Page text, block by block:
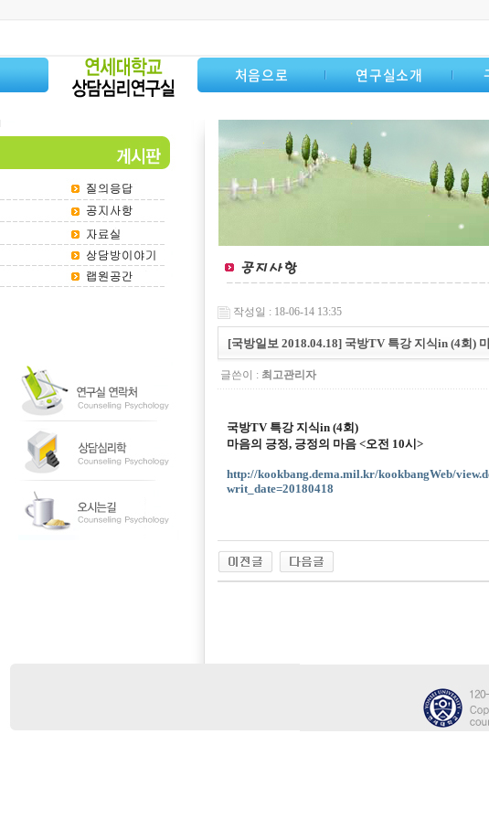
처음으로 연구실소개
작성일 : 18-06-14 13:35
[국방일보 2018.04.18] 국방TV 특강 지식in (4회)
글쓴이 : 최고관리자
국방TV 특강 지식in (4회)
마음의 긍정, 긍정의 마음 <오전 10시>
http://kookbang.dema.mil.kr/kookbangWeb/
writ_date=20180418